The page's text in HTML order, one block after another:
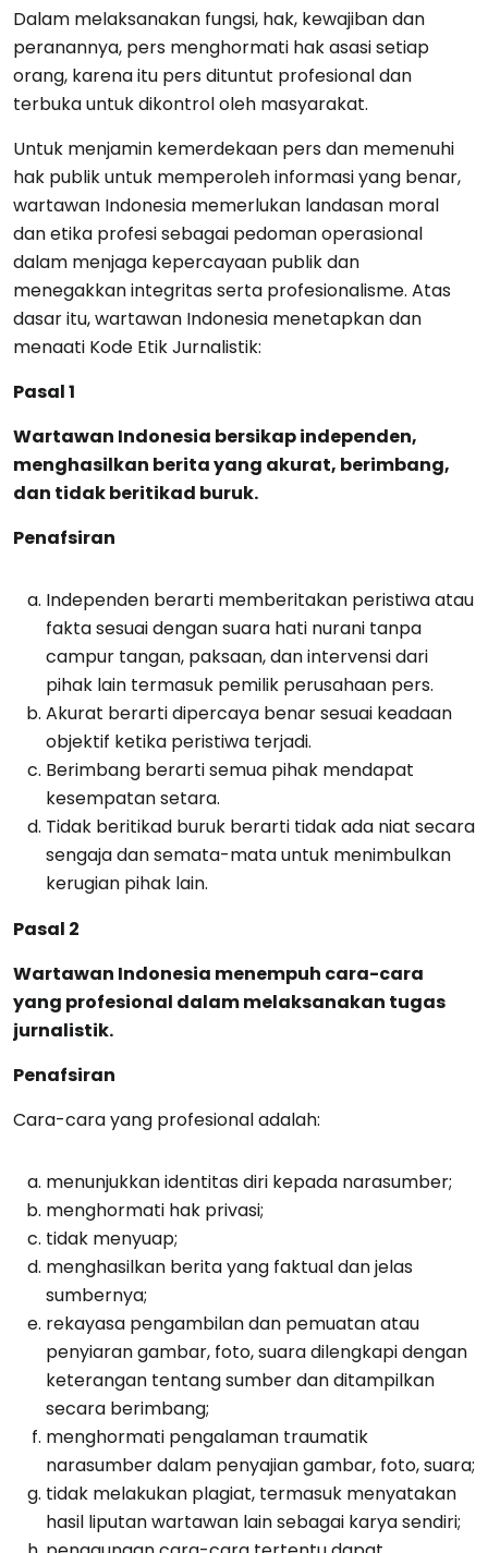
Dalam melaksanakan fungsi, hak, kewajiban dan
peranannya, pers menghormati hak asasi setiap
orang, karena itu pers dituntut profesional dan
terbuka untuk dikontrol oleh masyarakat.
Untuk menjamin kemerdekaan pers dan memenuhi
hak publik untuk memperoleh informasi yang benar,
wartawan Indonesia memerlukan landasan moral
dan etika profesi sebagai pedoman operasional
dalam menjaga kepercayaan publik dan
menegakkan integritas serta profesionalisme. Atas
dasar itu, wartawan Indonesia menetapkan dan
menaati Kode Etik Jurnalistik:
Pasal 1
Wartawan Indonesia bersikap independen,
menghasilkan berita yang akurat, berimbang,
dan tidak beritikad buruk.
Penafsiran
Independen berarti memberitakan peristiwa atau
fakta sesuai dengan suara hati nurani tanpa
campur tangan, paksaan, dan intervensi dari
pihak lain termasuk pemilik perusahaan pers.
Akurat berarti dipercaya benar sesuai keadaan
objektif ketika peristiwa terjadi.
Berimbang berarti semua pihak mendapat
kesempatan setara.
Tidak beritikad buruk berarti tidak ada niat secara
sengaja dan semata-mata untuk menimbulkan
kerugian pihak lain.
Pasal 2
Wartawan Indonesia menempuh cara-cara
yang profesional dalam melaksanakan tugas
jurnalistik.
Penafsiran
Cara-cara yang profesional adalah:
menunjukkan identitas diri kepada narasumber;
menghormati hak privasi;
tidak menyuap;
menghasilkan berita yang faktual dan jelas
sumbernya;
rekayasa pengambilan dan pemuatan atau
penyiaran gambar, foto, suara dilengkapi dengan
keterangan tentang sumber dan ditampilkan
secara berimbang;
menghormati pengalaman traumatik
narasumber dalam penyajian gambar, foto, suara;
tidak melakukan plagiat, termasuk menyatakan
hasil liputan wartawan lain sebagai karya sendiri;